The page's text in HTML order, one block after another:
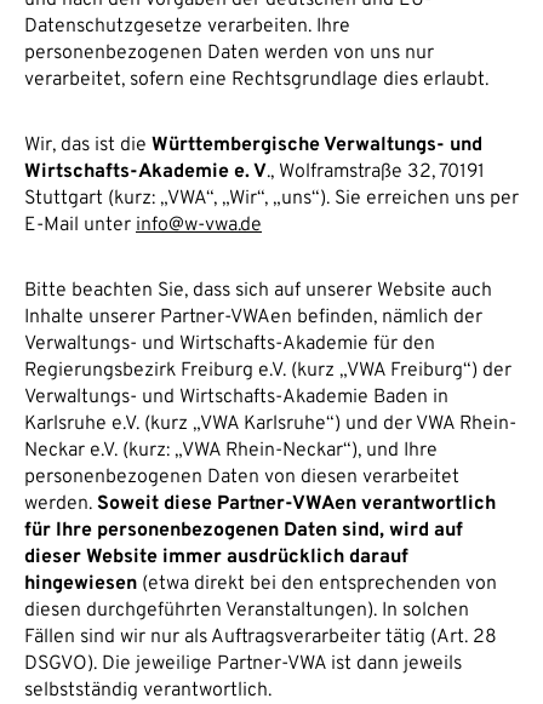
Datenschutzgesetze verarbeiten. Ihre
personenbezogenen Daten werden von uns nur
verarbeitet, sofern eine Rechtsgrundlage dies erlaubt.
Wir, das ist die Württembergische Verwaltungs- und
Wirtschafts-Akademie e. V., Wolframstraße 32, 70191
Stuttgart (kurz: „VWA“, „Wir“, „uns“). Sie erreichen uns per
E-Mail unter info@w-vwa.de
Bitte beachten Sie, dass sich auf unserer Website auch
Inhalte unserer Partner-VWAen befinden, nämlich der
Verwaltungs- und Wirtschafts-Akademie für den
Regierungsbezirk Freiburg e.V. (kurz „VWA Freiburg“) der
Verwaltungs- und Wirtschafts-Akademie Baden in
Karlsruhe e.V. (kurz „VWA Karlsruhe“) und der VWA Rhein-
Neckar e.V. (kurz: „VWA Rhein-Neckar“), und Ihre
personenbezogenen Daten von diesen verarbeitet
werden. Soweit diese Partner-VWAen verantwortlich
für Ihre personenbezogenen Daten sind, wird auf
dieser Website immer ausdrücklich darauf
hingewiesen (etwa direkt bei den entsprechenden von
diesen durchgeführten Veranstaltungen). In solchen
Fällen sind wir nur als Auftragsverarbeiter tätig (Art. 28
DSGVO). Die jeweilige Partner-VWA ist dann jeweils
selbstständig verantwortlich.